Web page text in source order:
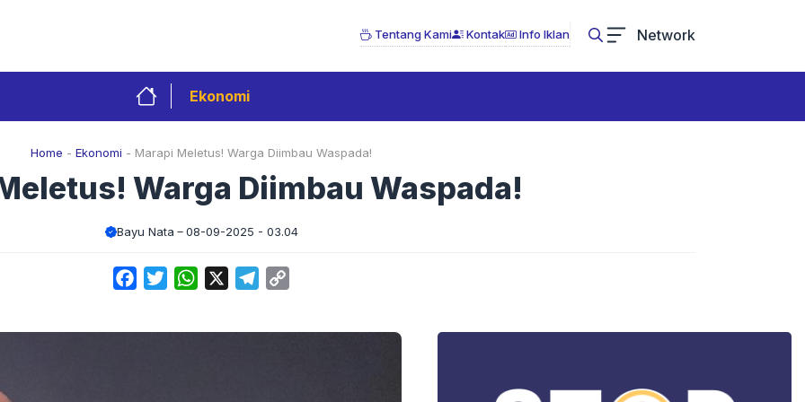
Tentang Kami Kontak Info Iklan Network
Ekonomi
Home - Ekonomi - Marapi Meletus! Warga Diimbau Waspada!
Warga Diimbau Waspada!
Bayu Nata 08-09-2025 - 03.04
FacebookTwitterWhatsApp Telegram